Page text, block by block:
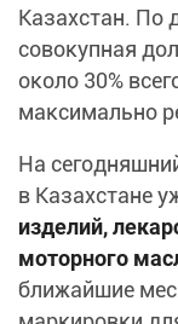
Казахстан. По
совокупная
около 30%
максимально
На
в Казахстане
изделий,
моторного
ближайшие